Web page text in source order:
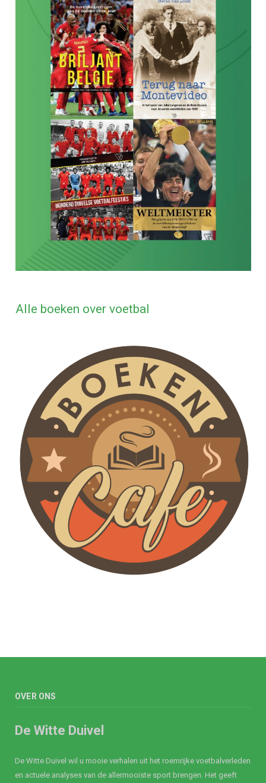
Alle boeken over voetbal
OVER ONS
De Witte Duivel
De Witte Duivel wil u mooie verhalen uit het roemrijke voetbalverleden
en actuele analyses van de allermooiste sport brengen. Het geeft